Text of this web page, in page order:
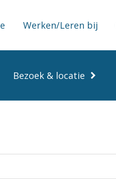
Werken/Leren bij
Bezoek & locatie